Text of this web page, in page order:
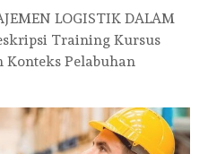
LOGISTIK DALAM
Training Kursus
Konteks Pelabuhan